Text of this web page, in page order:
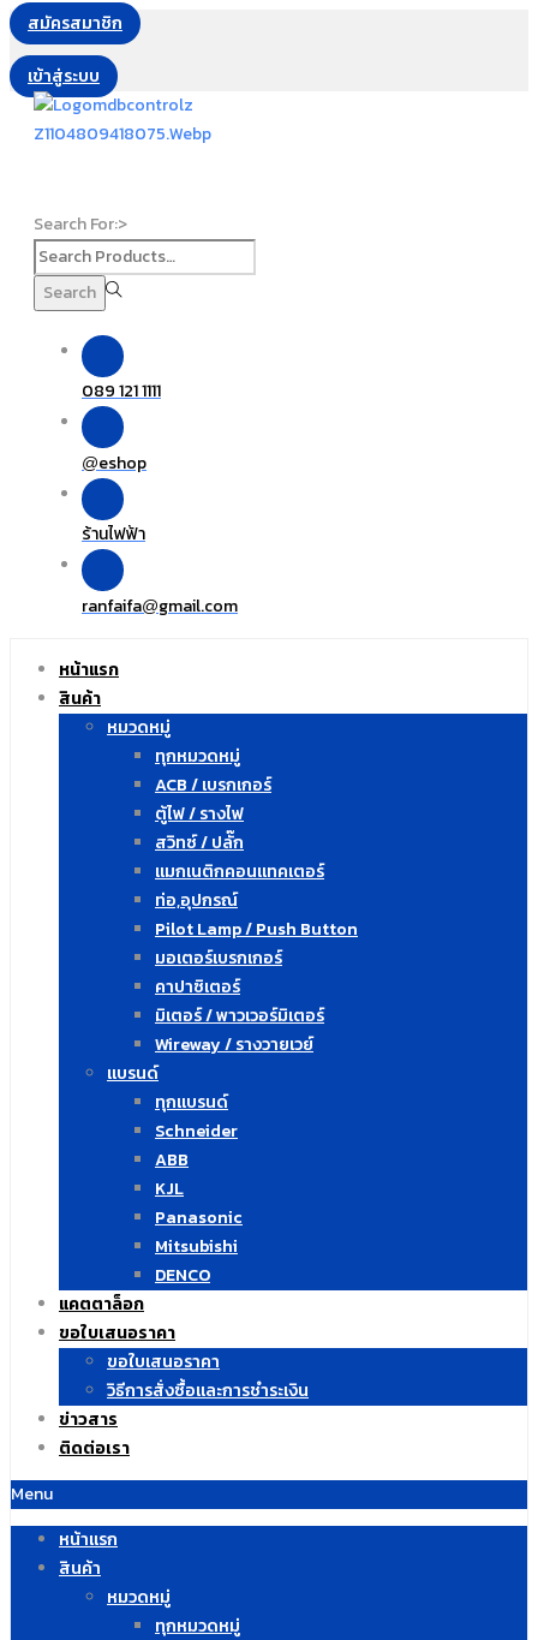
สมัครสมาชิก
เข้าสู่ระบบ
Search For:>
Search
089 121 1111
@eshop
ร้านไฟฟ้า
ranfaifa@gmail.com
หน้าแรก
สินค้า
หมวดหมู่
ทุกหมวดหมู่
ACB / เบรกเกอร์
ตู้ไฟ / รางไฟ
สวิทซ์ / ปลั๊ก
แมกเนติกคอนแทคเตอร์
ท่อ,อุปกรณ์
Pilot Lamp / Push Button
มอเตอร์เบรกเกอร์
คาปาซิเตอร์
มิเตอร์ / พาวเวอร์มิเตอร์
Wireway / รางวายเวย์
แบรนด์
ทุกแบรนด์
Schneider
ABB
KJL
Panasonic
Mitsubishi
DENCO
แคตตาล็อก
ขอใบเสนอราคา
ขอใบเสนอราคา
วิธีการสั่งซื้อและการชำระเงิน
ข่าวสาร
ติดต่อเรา
Menu
หน้าแรก
สินค้า
หมวดหมู่
ทุกหมวดหมู่